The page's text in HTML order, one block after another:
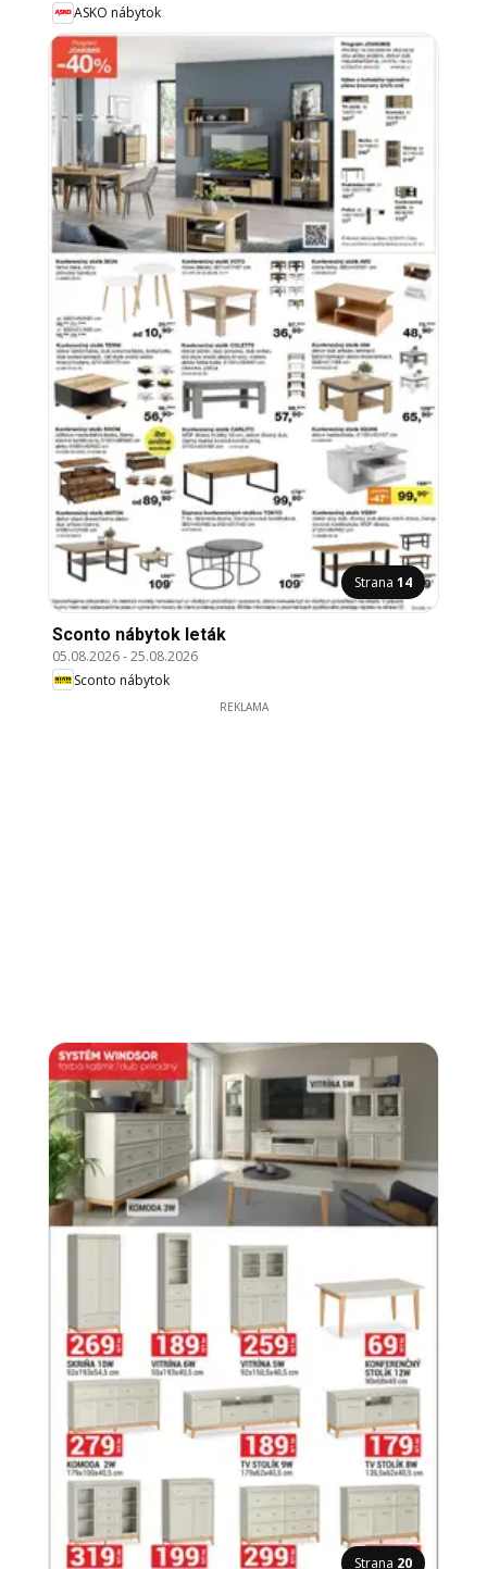
ASKO nábytok
Strana 14
Sconto nábytok leták
05.08.2026-25.08.2026
Sconto nábytok
REKLAMA
Strana 20